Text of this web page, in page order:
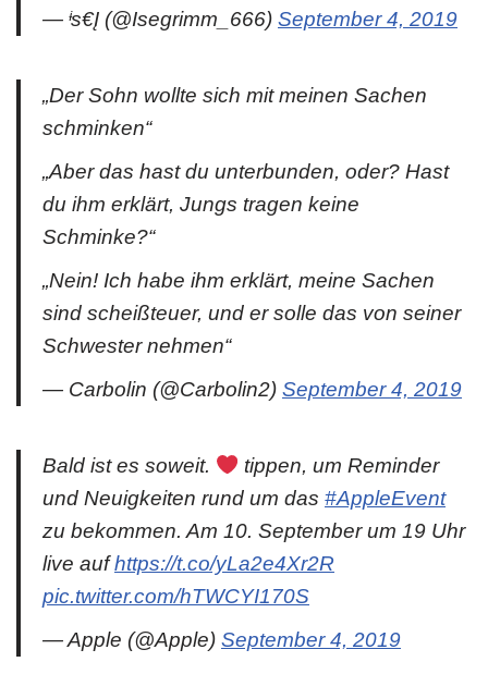
— ᶤѕ€Į (@Isegrimm_666) September 4, 2019
„Der Sohn wollte sich mit meinen Sachen
schminken“
„Aber das hast du unterbunden, oder? Hast
du ihm erklärt, Jungs tragen keine
Schminke?“
„Nein! Ich habe ihm erklärt, meine Sachen
sind scheißteuer, und er solle das von seiner
Schwester nehmen“
— Carbolin (@Carbolin2) September 4, 2019
Bald ist es soweit.
tippen, um Reminder
und Neuigkeiten rund um das #AppleEvent
zu bekommen. Am 10. September um 19 Uhr
live aufhttps://t.co/yLa2e4Xr2R
pic.twitter.com/hTWCYI170S
— Apple (@Apple) September 4, 2019